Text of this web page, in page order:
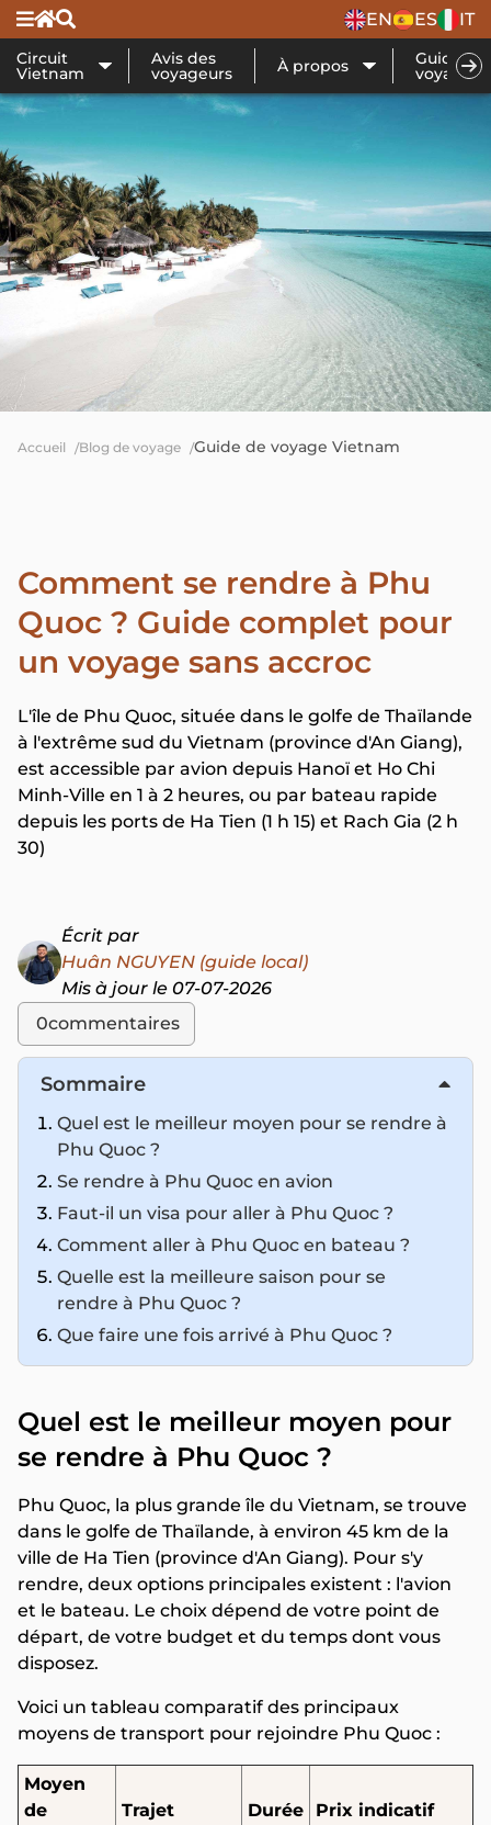
EN ES IT
Circuit
Vietnam
Avis des
voyageurs À propos Guide de
voyage
Accueil Blog de voyage Guide de voyage Vietnam
Comment se rendre à Phu
Quoc ? Guide complet pour
un voyage sans accroc
L'île de Phu Quoc, située dans le golfe de Thaïlande
à l'extrême sud du Vietnam (province d'An Giang),
est accessible par avion depuis Hanoï et Ho Chi
Minh-Ville en 1 à 2 heures, ou par bateau rapide
depuis les ports de Ha Tien (1 h 15) et Rach Gia (2 h
30)
Écrit par
Huân NGUYEN (guide local)
Mis à jour le 07-07-2026
0commentaires
Sommaire
Quel est le meilleur moyen pour se rendre à
Phu Quoc ?
Se rendre à Phu Quoc en avion
Faut-il un visa pour aller à Phu Quoc ?
Comment aller à Phu Quoc en bateau ?
Quelle est la meilleure saison pour se
rendre à Phu Quoc ?
Que faire une fois arrivé à Phu Quoc ?
Quel est le meilleur moyen pour
se rendre à Phu Quoc ?
Phu Quoc, la plus grande île du Vietnam, se trouve
dans le golfe de Thaïlande, à environ 45 km de la
ville de Ha Tien (province d'An Giang). Pour s'y
rendre, deux options principales existent : l'avion
et le bateau. Le choix dépend de votre point de
départ, de votre budget et du temps dont vous
disposez.
Voici un tableau comparatif des principaux
moyens de transport pour rejoindre Phu Quoc :
Moyen
de
Trajet Durée Prix indicatif